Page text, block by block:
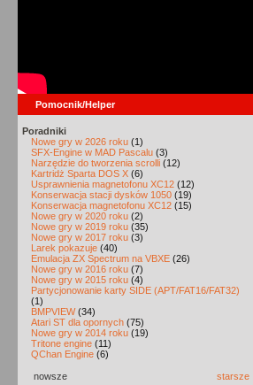
Pomocnik/Helper
Poradniki
Nowe gry w 2026 roku (1)
SFX-Engine w MAD Pascalu (3)
Narzędzie do tworzenia scrolli (12)
Kartridż Sparta DOS X (6)
Usprawnienia magnetofonu XC12 (12)
Konserwacja stacji dysków 1050 (19)
Konserwacja magnetofonu XC12 (15)
Nowe gry w 2020 roku (2)
Nowe gry w 2019 roku (35)
Nowe gry w 2017 roku (3)
Larek pokazuje (40)
Emulacja ZX Spectrum na VBXE (26)
Nowe gry w 2016 roku (7)
Nowe gry w 2015 roku (4)
Partycjonowanie karty SIDE (APT/FAT16/FAT32)
(1)
BMPVIEW(34)
Atari ST dla opornych (75)
Nowe gry w 2014 roku (19)
Tritone engine (11)
QChan Engine (6)
nowsze starsze